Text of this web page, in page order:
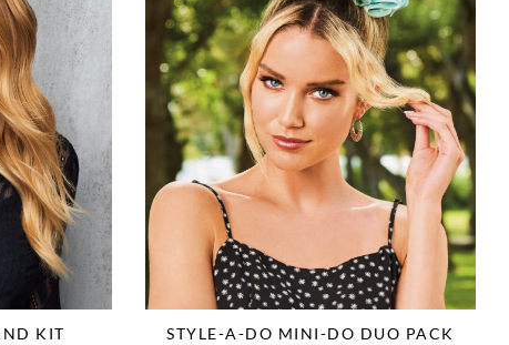
KIT STYLE-A-DO MINI-DO DUO PACK